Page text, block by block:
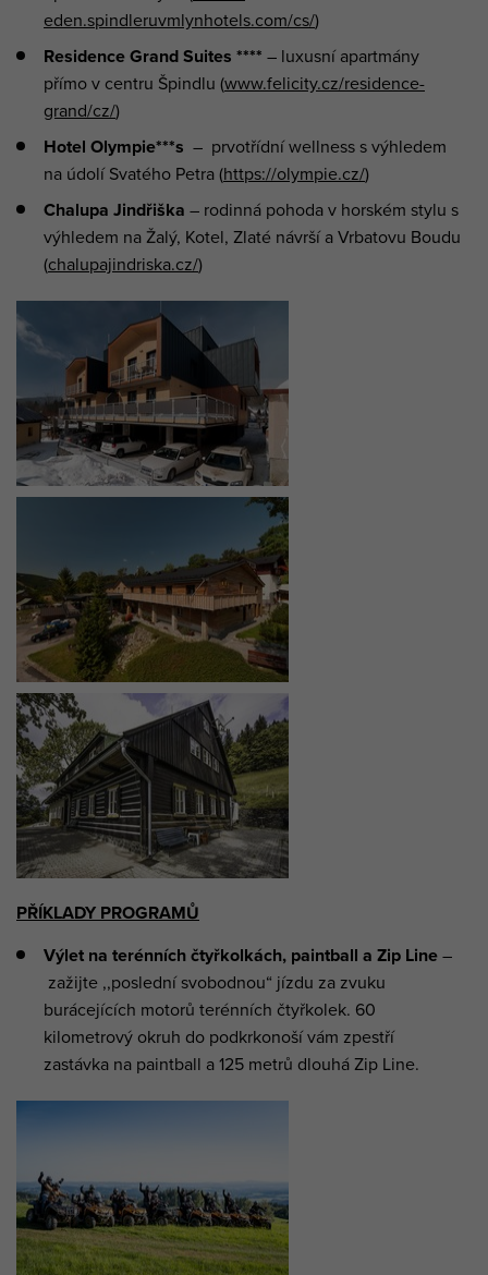
eden.spindleruvmlynhotels.com/cs/)
Residence Grand Suites **** – luxusní apartmány
přímo v centru Špindlu (www.felicity.cz/residence-
grand/cz/)
Hotel Olympie***s – prvotřídní wellness s výhledem
na údolí Svatého Petra (https://olympie.cz/)
Chalupa Jindřiška – rodinná pohoda v horském stylu s
výhledem na Žalý, Kotel, Zlaté návrší a Vrbatovu Boudu
(chalupajindriska.cz/)
PŘÍKLADY PROGRAMŮ
Výlet na terénních čtyřkolkách, paintball a Zip Line –
zažijte ,,poslední svobodnou“ jízdu za zvuku
burácejících motorů terénních čtyřkolek. 60
kilometrový okruh do podkrkonoší vám zpestří
zastávka na paintball a 125 metrů dlouhá Zip Line.